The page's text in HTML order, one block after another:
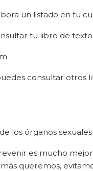
un listado en tu
tu libro de texto
consultar otros
los órganos
es mucho
queremos,